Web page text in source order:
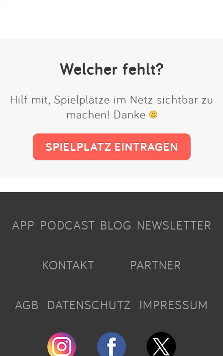
Welcher fehlt?
Hilf mit, Spielplätze im Netz sichtbar zu
machen! Danke
SPIELPLATZ EINTRAGEN
APP PODCAST BLOG NEWSLETTER
KONTAKT PARTNER
AGB DATENSCHUTZ IMPRESSUM